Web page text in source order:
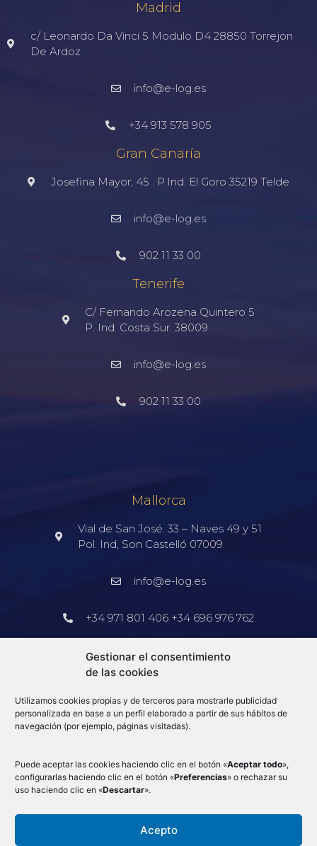
Gestionar el consentimiento
de las cookies
Utilizamos cookies propias y de terceros para mostrarle publicidad
personalizada en base a un perfil elaborado a partir de sus hábitos de
navegación (por ejemplo, páginas visitadas).
Puede aceptar las cookies haciendo clic en el botón «Aceptar todo»,
configurarlas haciendo clic en el botón «Preferencias» o rechazar su
uso haciendo clic en «Descartar».
Acepto
Madrid
c/ Leonardo Da Vinci 5 Modulo D4 28850 Torrejon
De Ardoz
info@e-log.es
+34 913 578 905
Gran Canaría
Josefina Mayor, 45 . P.Ind. El Goro 35219 Telde
info@e-log.es
902 11 33 00
Tenerife
C/ Fernando Arozena Quintero 5
P. Ind. Costa Sur. 38009
info@e-log.es
902 11 33 00
Mallorca
Vial de San José. 33 – Naves 49 y 51
Pol. Ind, Son Castelló 07009
info@e-log.es
+34 971 801 406 +34 696 976 762
+34 913 578 905
info@e-log.es
Blog